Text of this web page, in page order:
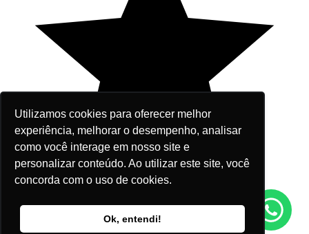
Utilizamos cookies para oferecer melhor
experiência, melhorar o desempenho, analisar
como você interage em nosso site e
personalizar conteúdo. Ao utilizar este site, você
concorda com o uso de cookies.
Ok, entendi!
R$ 600,00